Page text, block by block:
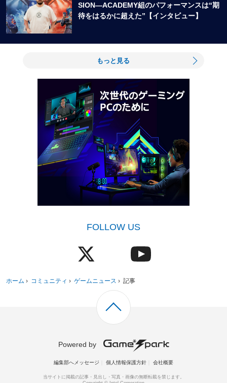
SION―ACADEMY組のパフォーマンスは“期
待をはるかに超えた”【インタビュー】
もっと見る
FOLLOW US
ホーム › コミュニティ › ゲームニュース › 記事
Powered by
編集部へメッセージ 個人情報保護方針 会社概要
当サイトに掲載の記事・見出し・写真・画像の無断転載を禁じます。